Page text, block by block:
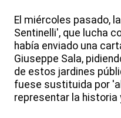
El miércoles pasado,
Sentinelli', que lucha
había enviado una
Giuseppe Sala,
de estos jardines
fuese sustituida por
representar la historia